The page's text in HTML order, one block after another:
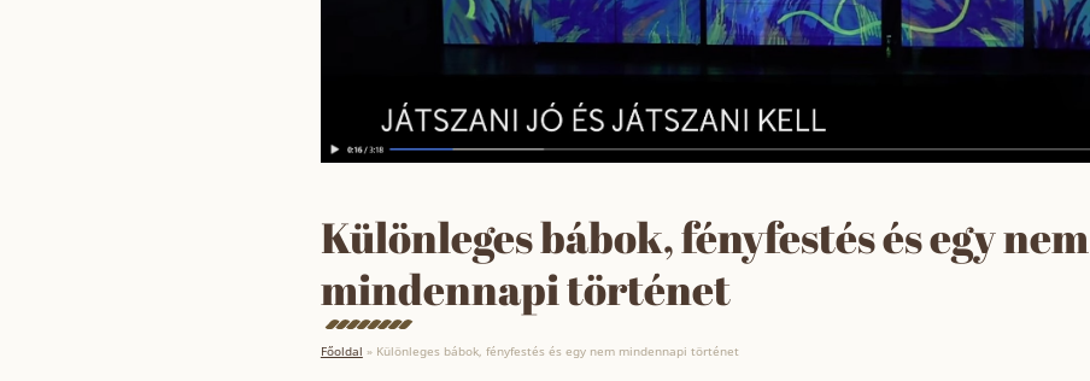
Különleges bábok, fényfestés és egy nem
mindennapi történet
Főoldal » Különleges bábok, fényfestés és egy nem mindennapi történet